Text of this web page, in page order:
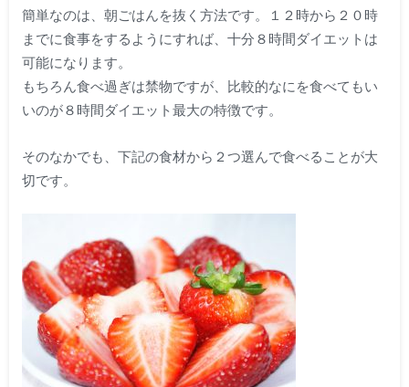
簡単なのは、朝ごはんを抜く方法です。１２時から２０時
までに食事をするようにすれば、十分８時間ダイエットは
可能になります。
もちろん食べ過ぎは禁物ですが、比較的なにを食べてもい
いのが８時間ダイエット最大の特徴です。
そのなかでも、下記の食材から２つ選んで食べることが大
切です。